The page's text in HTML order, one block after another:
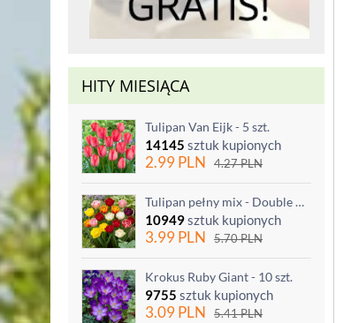
HITY MIESIĄCA
Tulipan Van Eijk - 5 szt.
14145 sztuk kupionych
2.99PLN 4.27PLN
Tulipan pełny mix - Double mix - 5 szt.
10949sztuk kupionych
3.99PLN 5.70PLN
Krokus Ruby Giant - 10 szt.
9755 sztuk kupionych
3.09PLN 5.41PLN